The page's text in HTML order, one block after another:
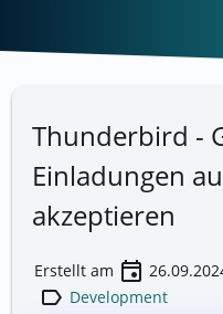
Thunderbird -
Einladungen
akzeptieren
Erstellt am event
label Development